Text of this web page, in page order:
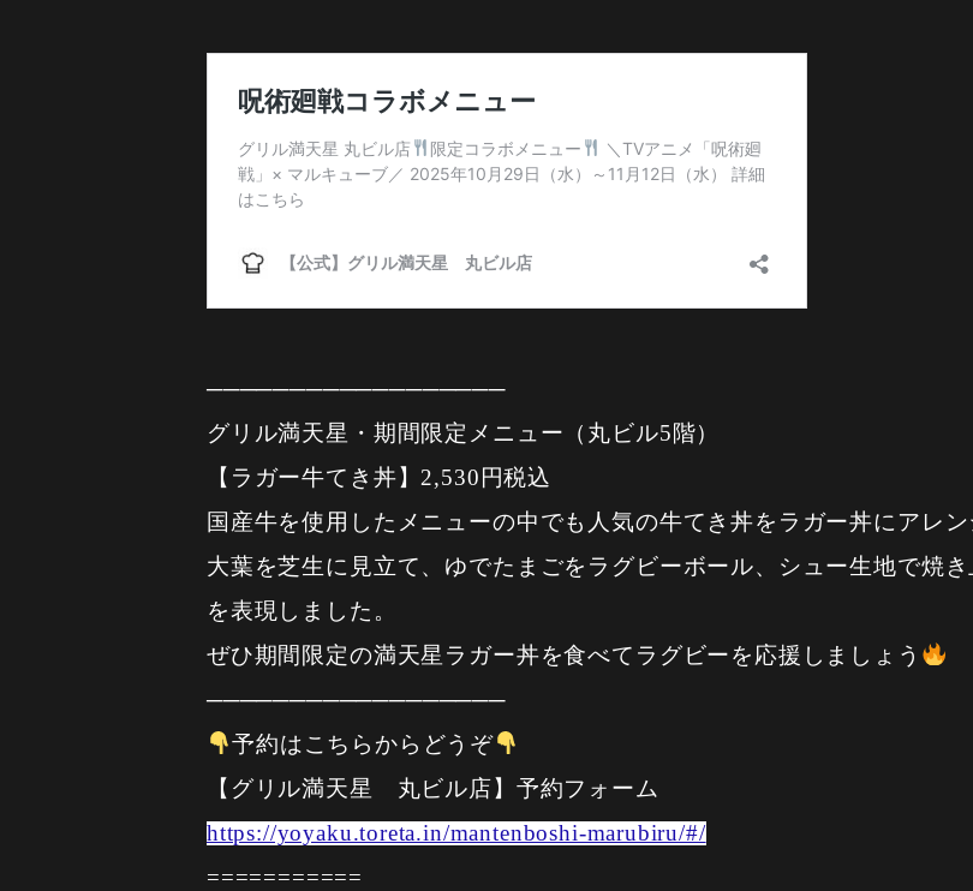
──────────────────
グリル満天星・期間限定メニュー（丸ビル5階）
【ラガー牛てき丼】2,530円税込
国産牛を使用したメニューの中でも人気の牛てき丼をラガー丼にアレン
大葉を芝生に見立て、ゆでたまごをラグビーボール、シュー生地で焼
を表現しました。
ぜひ期間限定の満天星ラガー丼を食べてラグビーを応援しましょう
──────────────────
予約はこちらからどうぞ
【グリル満天星 丸ビル店】予約フォーム
https://yoyaku.toreta.in/mantenboshi-marubiru/#/
===========